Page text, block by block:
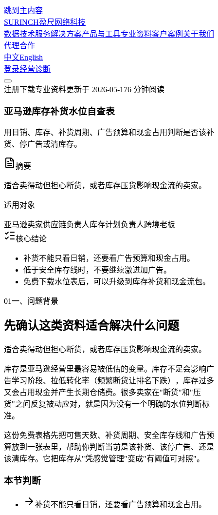
跳到主内容
SURINCH盈尺网络科技
数据技术服务解决方案产品与工具专业资料客户案例 关于我们
代理合作
中文English
登录经营诊断
注册下载专业资料更新于 2026-05-176 分钟阅读
亚马逊库存补货水位自查表
用日销、库存、补货周期、广告预算和现金占用判断是否该补
货、停广告或清库存。
摘要
适合卖得动但担心断货，或者库存压货影响现金流的卖家。
适用对象
亚马逊卖家供应链负责人库存计划负责人跨境老板
核心结论
补货不能只看日销，还要看广告预算和现金占用。
低于安全库存线时，不要继续激进加广告。
免费下载水位表后，可以升级到库存补货和现金流包。
01一、问题背景
先确认这类资料适合解决什么问题
适合卖得动但担心断货，或者库存压货影响现金流的卖家。
库存是亚马逊经营里最容易被低估的变量。库存不足会影响广
告学习阶段、拉低转化率（频繁断货让排名下跌），库存过多
又会占用现金并产生长期仓储费。很多卖家在"断货"和"压
货"之间反复被动应对，就是因为没有一个明确的水位判断标
准。
这份免费表格先把可售天数、补货周期、安全库存线和广告预
算放到一张表里，帮助你判断当前是该补货、该停广告、还是
该清库存。它把库存从"凭感觉管理"变成"有阈值可对照"。
本节判断
补货不能只看日销，还要看广告预算和现金占用。